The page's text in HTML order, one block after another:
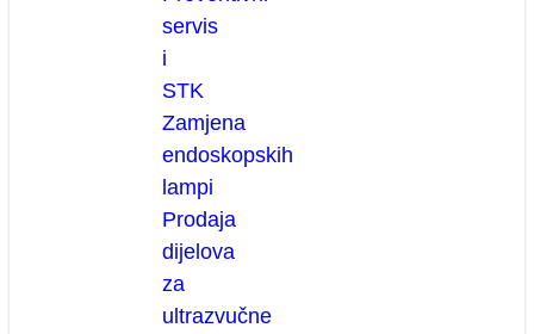
servis
i
STK
Zamjena
endoskopskih
lampi
Prodaja
dijelova
za
ultrazvučne